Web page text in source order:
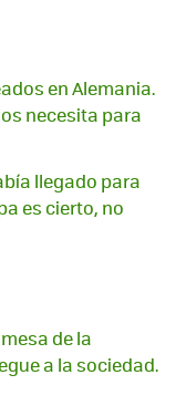
en Alemania.
necesita para
llegado para
es cierto, no
de la
a la sociedad.